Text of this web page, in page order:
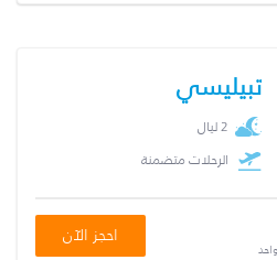
تبيليسي
2 ليال
الرحلات متضمنة
احجز الآن